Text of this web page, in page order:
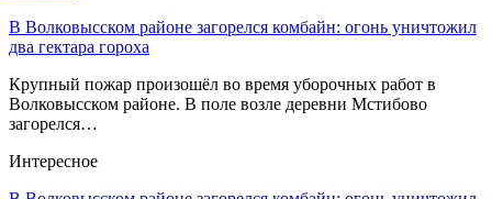
В Волковысском районе загорелся комбайн: огонь уничтожил
два гектара гороха
Крупный пожар произошёл во время уборочных работ в
Волковысском районе. В поле возле деревни Мстибово
загорелся…
Интересное